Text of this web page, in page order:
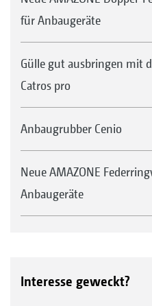
für Anbaugeräte
Gülle gut ausbringen mit
Catros pro
Anbaugrubber Cenio
Neue AMAZONE
Anbaugeräte
Interesse geweckt?